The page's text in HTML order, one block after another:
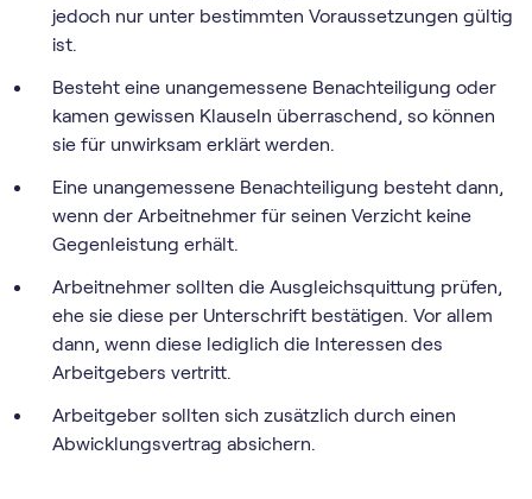
jedoch nur unter bestimmten Voraussetzungen gültig
ist.
Besteht eine unangemessene Benachteiligung oder
kamen gewissen Klauseln überraschend, so können
sie für unwirksam erklärt werden.
Eine unangemessene Benachteiligung besteht dann,
wenn der Arbeitnehmer für seinen Verzicht keine
Gegenleistung erhält.
Arbeitnehmer sollten die Ausgleichsquittung prüfen,
ehe sie diese per Unterschrift bestätigen. Vor allem
dann, wenn diese lediglich die Interessen des
Arbeitgebers vertritt.
Arbeitgeber sollten sich zusätzlich durch einen
Abwicklungsvertrag absichern.